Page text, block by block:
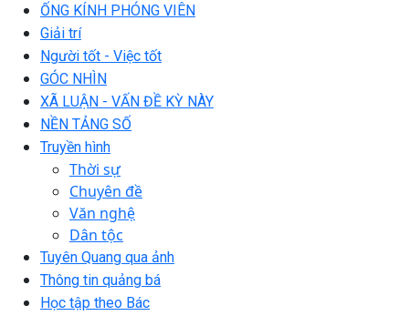
ỐNG KÍNH PHÓNG VIÊN
Giải trí
Người tốt - Việc tốt
GÓC NHÌN
XÃ LUẬN - VẤN ĐỀ KỲ NÀY
NỀN TẢNG SỐ
Truyền hình
Thời sự
Chuyên đề
Văn nghệ
Dân tộc
Tuyên Quang qua ảnh
Thông tin quảng bá
Học tập theo Bác